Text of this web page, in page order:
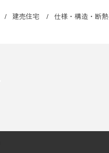
建売住宅 仕様・構造・断熱